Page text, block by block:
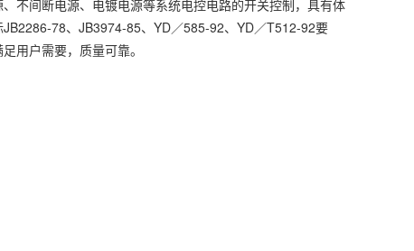
不间断电源、电镀电源等系统电控电路的开关控制，具有体
78、JB3974-85、YD／585-92、YD／T512-92要
用户需要，质量可靠。